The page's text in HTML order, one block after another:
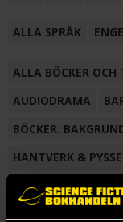
ALLA SPRÅK
ALLA BÖCKER OCH
AUDIODRAMA
BÖCKER:
HANTVERK &
KORTROMAN